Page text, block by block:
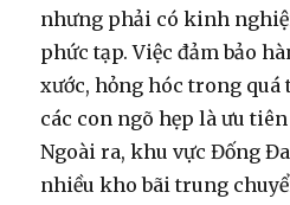
nhưng phải có kinh
phức tạp. Việc đảm bảo
xước, hỏng hóc trong
các con ngõ hẹp là ưu
Ngoài ra, khu vực Đống
nhiều kho bãi trung